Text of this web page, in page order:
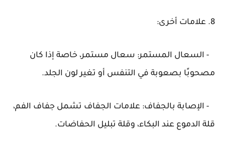
8. علامات أخرى:
- السعال المستمر: سعال مستمر، خاصة إذا كان
مصحوبًا بصعوبة في التنفس أو تغير لون الجلد.
- الإصابة بالجفاف: علامات الجفاف تشمل جفاف الفم،
قلة الدموع عند البكاء، وقلة تبليل الحفاضات.